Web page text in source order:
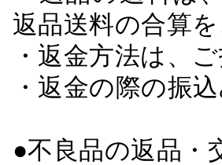
返品送料の合算
・返金方法は、
・返金の際の振
●不良品の返品・